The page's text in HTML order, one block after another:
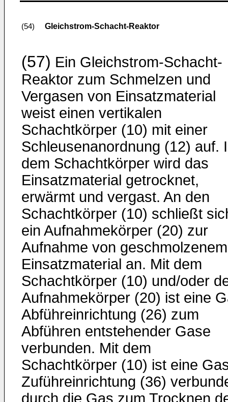
(54) Gleichstrom-Schacht-Reaktor
(57) Ein Gleichstrom-Schacht-
Reaktor zum Schmelzen und
Vergasen von Einsatzmaterial
weist einen vertikalen
Schachtkörper (10) mit einer
Schleusenanordnung (12) auf.
dem Schachtkörper wird das
Einsatzmaterial getrocknet,
erwärmt und vergast. An den
Schachtkörper (10) schließt
ein Aufnahmekörper (20) zur
Aufnahme von geschmolzenem
Einsatzmaterial an. Mit dem
Schachtkörper (10) und/oder
Aufnahmekörper (20) ist eine
Abführeinrichtung (26) zum
Abführen entstehender Gase
verbunden. Mit dem
Schachtkörper (10) ist eine
Zuführeinrichtung (36)
durch die Gas zum Trocknen